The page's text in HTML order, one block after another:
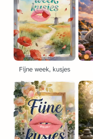
Fijne week, kusjes